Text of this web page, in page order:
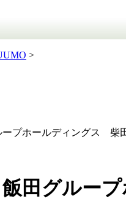
>
ープホールディングス 柴
飯田グル